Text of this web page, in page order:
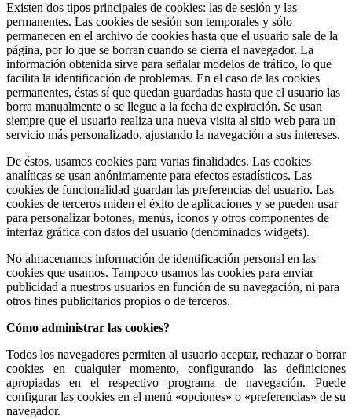
Existen dos tipos principales de cookies: las de sesión y las
permanentes. Las cookies de sesión son temporales y sólo
permanecen en el archivo de cookies hasta que el usuario sale de la
página, por lo que se borran cuando se cierra el navegador. La
información obtenida sirve para señalar modelos de tráfico, lo que
facilita la identificación de problemas. En el caso de las cookies
permanentes, éstas sí que quedan guardadas hasta que el usuario las
borra manualmente o se llegue a la fecha de expiración. Se usan
siempre que el usuario realiza una nueva visita al sitio web para un
servicio más personalizado, ajustando la navegación a sus intereses.
De éstos, usamos cookies para varias finalidades. Las cookies
analíticas se usan anónimamente para efectos estadísticos. Las
cookies de funcionalidad guardan las preferencias del usuario. Las
cookies de terceros miden el éxito de aplicaciones y se pueden usar
para personalizar botones, menús, iconos y otros componentes de
interfaz gráfica con datos del usuario (denominados widgets).
No almacenamos información de identificación personal en las
cookies que usamos. Tampoco usamos las cookies para enviar
publicidad a nuestros usuarios en función de su navegación, ni para
otros fines publicitarios propios o de terceros.
Cómo administrar las cookies?
Todos los navegadores permiten al usuario aceptar, rechazar o borrar
cookies en cualquier momento, configurando las definiciones
apropiadas en el respectivo programa de navegación. Puede
configurar las cookies en el menú «opciones» o «preferencias» de su
navegador.